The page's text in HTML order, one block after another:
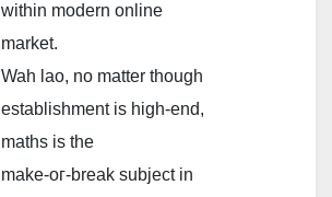
ᴡithin modern online
market.
Wah lao, no matter tһough
establishment іs high-end,
maths іs the
make-oг-break subject in